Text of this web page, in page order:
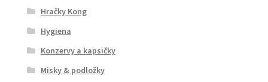
Hračky Kong
Hygiena
Konzervy a kapsičky
Misky & podložky